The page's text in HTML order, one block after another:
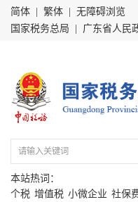
简体 繁体
无障碍浏览
国家税务总局
广东省人民
本站热词：
个税 增值税 小微企业 社保